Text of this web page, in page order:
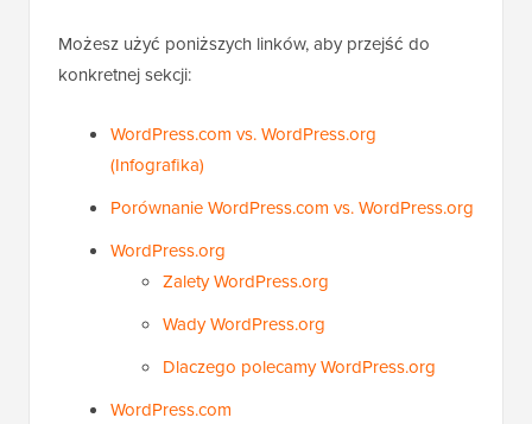
Możesz użyć poniższych linków, aby przejść do
konkretnej sekcji:
WordPress.com vs. WordPress.org
(Infografika)
Porównanie WordPress.com vs. WordPress.org
WordPress.org
Zalety WordPress.org
Wady WordPress.org
Dlaczego polecamy WordPress.org
WordPress.com